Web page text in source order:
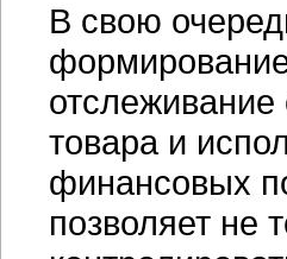
В свою
отслеживание
товара и
финансовых
позволяет не